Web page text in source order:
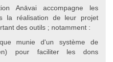
Anāvai accompagne les
la réalisation de leur projet
des outils ; notamment :
munie d'un système de
pour faciliter les dons